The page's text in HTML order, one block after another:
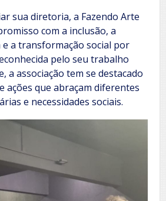
sua diretoria, a Fazendo Arte
com a inclusão, a
a transformação social por
pelo seu trabalho
a associação tem se destacado
ações que abraçam diferentes
e necessidades sociais.